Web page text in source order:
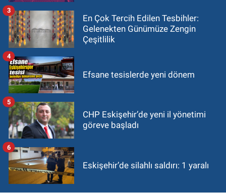
En Çok Tercih Edilen Tesbihler:
Gelenekten Günümüze Zengin
Çeşitlilik
3
Efsane tesislerde yeni dönem
4
CHP Eskişehir’de yeni il yönetimi
göreve başladı
5
Eskişehir’de silahlı saldırı: 1 yaralı
6